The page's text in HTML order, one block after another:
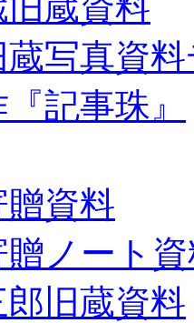
蔵写真資
記事珠』
資料
贈ノート
旧蔵資料